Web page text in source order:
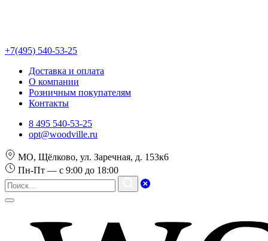
+7(495) 540-53-25
Доставка и оплата
О компании
Розничным покупателям
Контакты
8 495 540-53-25
opt@woodville.ru
МО, Щёлково, ул. Заречная, д. 153к6
Пн-Пт — с 9:00 до 18:00